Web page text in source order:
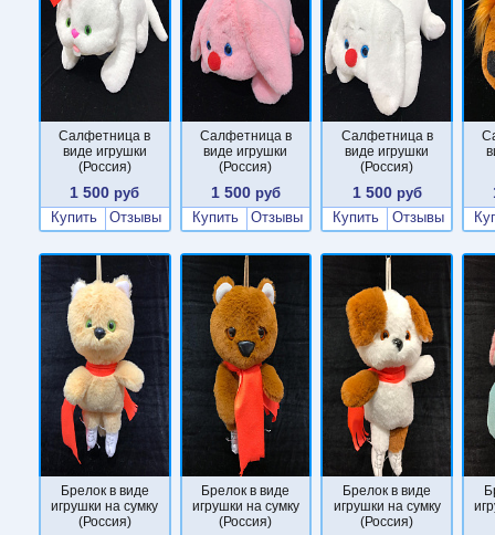
Салфетница в
виде игрушки
(Россия)
1 500 руб
Купить
Отзывы
Салфетница в
виде игрушки
(Россия)
1 500 руб
Купить
Отзывы
Салфетница в
виде игрушки
(Россия)
1 500руб
Купить
Отзывы
Брелок в виде
игрушки на сумку
(Россия)
Брелок в виде
игрушки на сумку
(Россия)
Брелок в виде
игрушки на сумку
(Россия)